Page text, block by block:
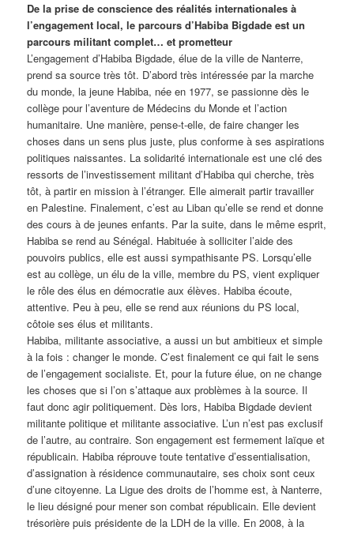
De la prise de conscience des réalités internationales à
l’engagement local, le parcours d’Habiba Bigdade est un
parcours militant complet… et prometteur
L’engagement d’Habiba Bigdade, élue de la ville de Nanterre,
prend sa source très tôt. D’abord très intéressée par la marche
du monde, la jeune Habiba, née en 1977, se passionne dès le
collège pour l’aventure de Médecins du Monde et l’action
humanitaire. Une manière, pense-t-elle, de faire changer les
choses dans un sens plus juste, plus conforme à ses aspirations
politiques naissantes. La solidarité internationale est une clédes
ressorts de l’investissement militant d’Habiba qui cherche, très
tôt, à partir en mission à l’étranger. Elle aimerait partir travailler
en Palestine. Finalement, c’est au Liban qu’elle se rend et donne
des cours à de jeunes enfants. Par la suite, dans le même esprit,
Habiba se rend au Sénégal. Habituée à solliciter l’aide des
pouvoirs publics, elle est aussi sympathisante PS. Lorsqu’elle
est au collège, un élu de la ville, membre du PS, vient expliquer
le rôle des élus en démocratie aux élèves. Habiba écoute,
attentive. Peu à peu, elle se rend aux réunions du PS local,
côtoie ses élus et militants.
Habiba, militante associative, a aussi un but ambitieux et simple
à la fois : changer le monde. C’est finalement ce qui fait le sens
de l’engagement socialiste. Et, pour la future élue, on ne change
les choses que si l’on s’attaque aux problèmes à la source. Il
faut donc agir politiquement. Dès lors, Habiba Bigdade devient
militante politique et militante associative. L’un n’est pas exclusif
de l’autre, au contraire. Son engagement est fermement laïque et
républicain. Habiba réprouve toute tentative d’essentialisation,
d’assignation à résidence communautaire, ses choix sont ceux
d’une citoyenne. La Ligue des droits de l’homme est, à Nanterre,
le lieu désigné pour mener son combat républicain. Elle devient
trésorière puis présidente de la LDH de la ville. En 2008, à la